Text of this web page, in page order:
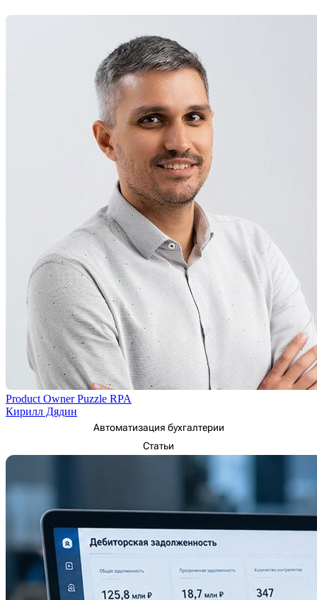
Product Owner Puzzle RPA
Кирилл Дядин
Автоматизация бухгалтерии
Статьи